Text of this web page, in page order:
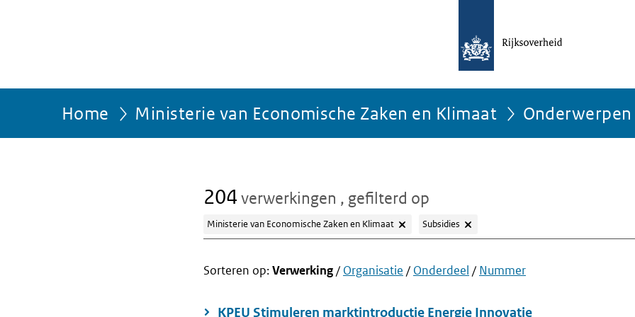
Home Ministerie van Economische Zaken en Klimaat Onderwerpen
204 verwerkingen , gefilterd op
Ministerie van Economische Zaken en Klimaat Subsidies
Sorteren op:Verwerking/ Organisatie / Onderdeel / Nummer
KPEU Stimuleren marktintroductie Energie Innovatie